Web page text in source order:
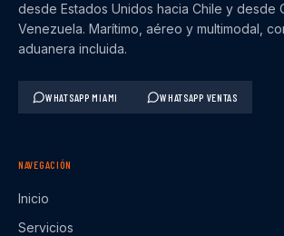
desde Estados Unidos hacia Chile y desde
Venezuela. Marítimo, aéreo y multimodal,
aduanera incluida.
WHATSAPP MIAMI WHATSAPP VENTAS
NAVEGACIÓN
Inicio
Servicios